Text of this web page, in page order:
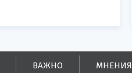
ВАЖНО МНЕНИЯ